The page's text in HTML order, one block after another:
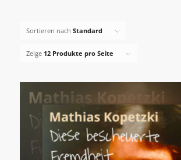
Sortieren nach Standard
Zeige 12 Produkte pro Seite